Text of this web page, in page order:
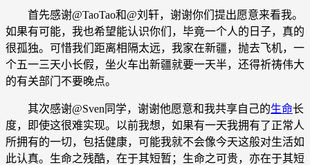
首先感谢@TaoTao和@刘轩，谢谢你们提出愿意来看我。
如果有可能，我也希望能认识你们，毕竟一个人的日子，真的
很孤独。可惜我们距离相隔太远，我家在新疆，抛去飞机，一
个五一三天小长假，坐火车出新疆就要一天半，还得祈祷伟大
的有关部门不要晚点。
其次感谢@Sven同学，谢谢他愿意和我共享自己的生命长
度，即使这很难实现。以前我想，如果有一天我拥有了正常人
所拥有的一切，包括健康，可能我就不会像今天这般对生活如
此认真。生命之残酷，在于其短暂；生命之可贵，亦在于其短